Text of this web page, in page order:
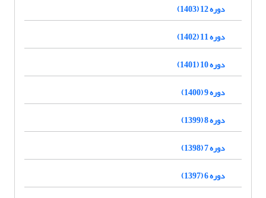
دوره 12 (1403)
دوره 11 (1402)
دوره 10 (1401)
دوره 9 (1400)
دوره 8 (1399)
دوره 7 (1398)
دوره 6 (1397)